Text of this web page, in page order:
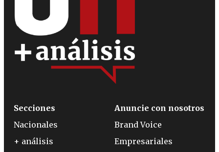
Secciones
Nacionales
+ análisis
Anuncie con nosotros
Brand Voice
Empresariales